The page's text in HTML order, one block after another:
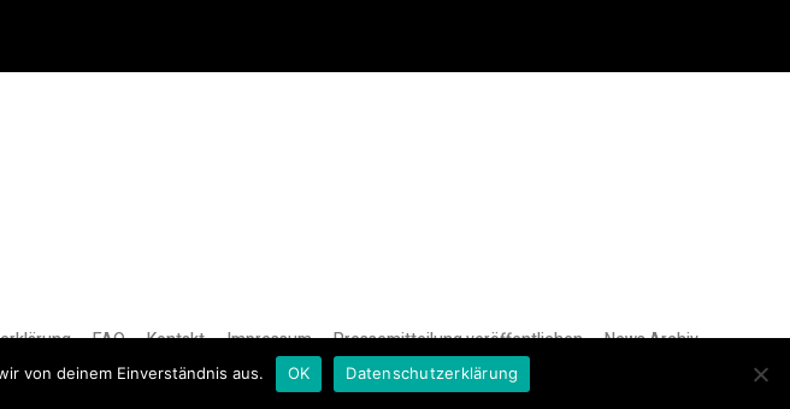
FAQ Kontakt Impressum Pressemitteilung veröffentlichen News Archiv
von deinem Einverständnis aus. OK Datenschutzerklärung